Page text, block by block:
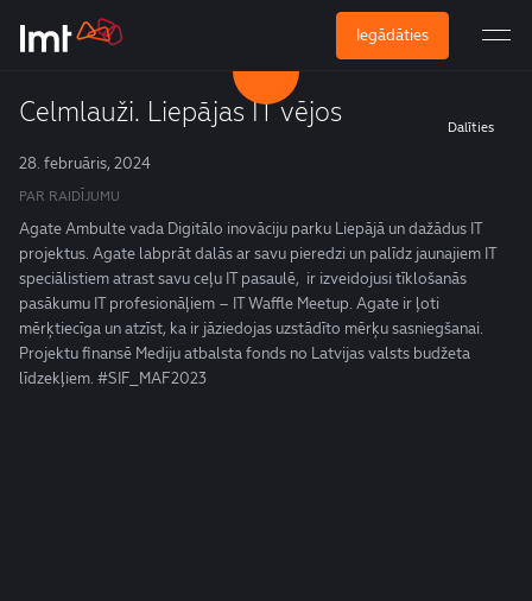
Iegādāties
Celmlauži. Liepājas IT vējos Dalīties
28. februāris, 2024
PAR RAIDĪJUMU
Agate Ambulte vada Digitālo inovāciju parku Liepājā un dažādus IT
projektus. Agate labprāt dalās ar savu pieredzi un palīdz jaunajiem IT
speciālistiem atrast savu ceļu IT pasaulē, ir izveidojusi tīklošanās
pasākumu IT profesionāļiem – IT Waffle Meetup. Agate ir ļoti
mērķtiecīga un atzīst, ka ir jāziedojas uzstādīto mērķu sasniegšanai.
Projektu finansē Mediju atbalsta fonds no Latvijas valsts budžeta
līdzekļiem. #SIF_MAF2023